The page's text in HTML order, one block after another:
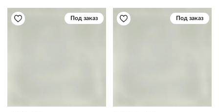
Под заказ Под заказ